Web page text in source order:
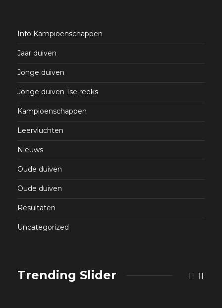
Info Kampioenschappen
Jaar duiven
Jonge duiven
Jonge duiven 1se reeks
Kampioenschappen
Leervluchten
Nieuws
Oude duiven
Oude duiven
Resultaten
Uncategorized
Trending Slider